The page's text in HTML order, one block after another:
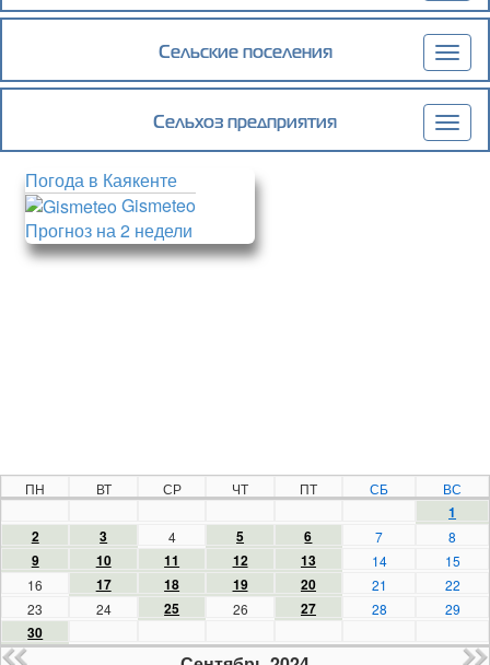
Сельские поселения
Сельхоз предприятия
Погода в Каякенте
Gismeteo
Прогноз на 2 недели
ПН ВТ СР ЧТ ПТ СБ ВС
1
2
3 4 5 6 7 8
9 10 11 12 13 14
15
16
17 18 19 20 21
22
23
24 25 26 27 28 29
30